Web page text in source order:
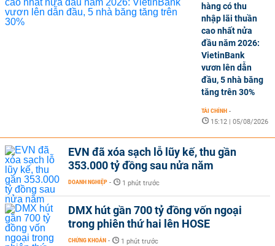
hàng có thu
nhập lãi thuần
cao nhất nửa
đầu năm 2026:
VietinBank
vươn lên dẫn
đầu, 5 nhà băng
tăng trên 30%
TÀI CHÍNH -
15:12 | 05/08/2026
EVN đã xóa sạch lỗ lũy kế, thu gần
353.000 tỷ đồng sau nửa năm
DOANH NGHIỆP - 1 phút trước
DMX hút gần 700 tỷ đồng vốn ngoại
trong phiên thứ hai lên HOSE
CHỨNG KHOÁN - 1 phút trước